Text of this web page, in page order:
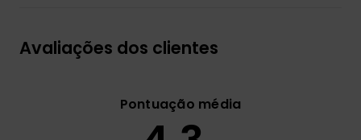
Avaliações dos clientes
Pontuação média